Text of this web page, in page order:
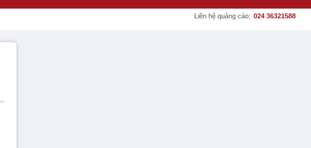
Liên hệ quảng cáo: 024 36321588